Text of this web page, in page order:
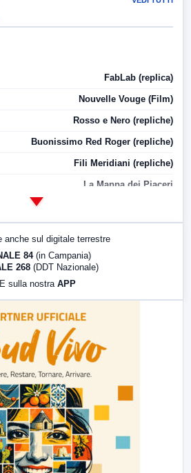
FabLab (replica)
Nouvelle Vouge (Film)
Rosso e Nero (repliche)
Buonissimo Red Roger (repliche)
Fili Meridiani (repliche)
La Mappa dei Piaceri
LabNews (replica)
anche sul digitale terrestre
84 (in Campania)
268 (DDT Nazionale)
E sulla nostra APP